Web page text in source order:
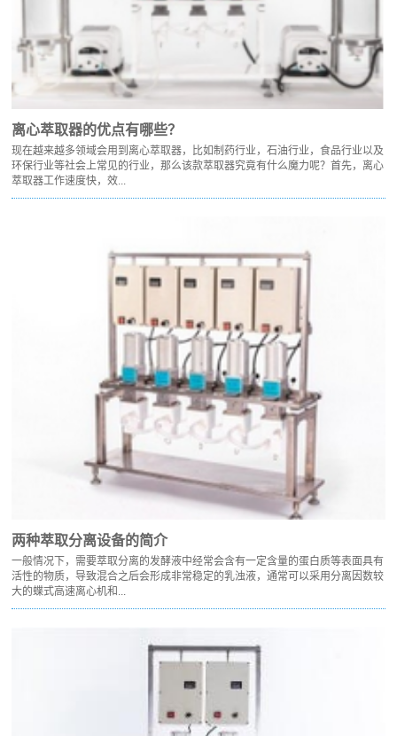
离心萃取器的优点有哪些？
现在越来越多领域会用到离心萃取器，比如制药行业，石油行业，食品行业以及
环保行业等社会上常见的行业，那么该款萃取器究竟有什么魔力呢？首先，离心
萃取器工作速度快，效...
两种萃取分离设备的简介
一般情况下，需要萃取分离的发酵液中经常会含有一定含量的蛋白质等表面具有
活性的物质，导致混合之后会形成非常稳定的乳浊液，通常可以采用分离因数较
大的蝶式高速离心机和...